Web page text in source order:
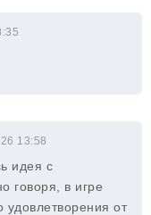
13:58
идея с
говоря, в игре
удовлетворения от